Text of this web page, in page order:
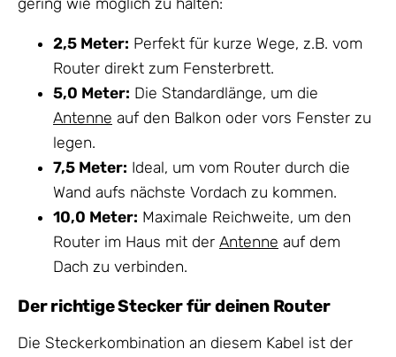
2,5 Meter: Perfekt für kurze Wege, z.B. vom
Router direkt zum Fensterbrett.
5,0 Meter: Die Standardlänge, um die
Antenne auf den Balkon oder vors Fenster zu
legen.
7,5 Meter: Ideal, um vom Router durch die
Wand aufs nächste Vordach zu kommen.
10,0 Meter: Maximale Reichweite, um den
Router im Haus mit der Antenne auf dem
Dach zu verbinden.
Der richtige Stecker für deinen Router
Die Steckerkombination an diesem Kabel ist der